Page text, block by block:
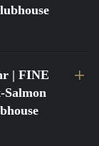
| FINE